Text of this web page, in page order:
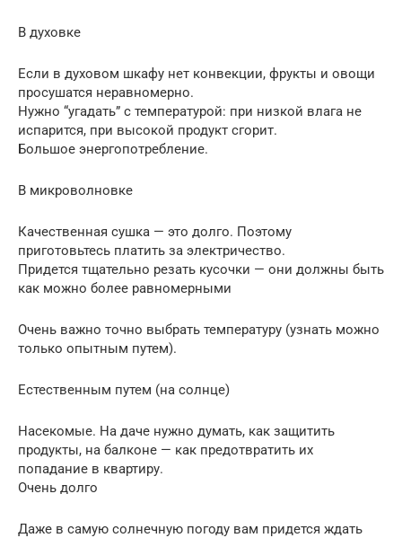
В духовке
Если в духовом шкафу нет конвекции, фрукты и овощи
просушатся неравномерно.
Нужно “угадать” с температурой: при низкой влага не
испарится, при высокой продукт сгорит.
Большое энергопотребление.
В микроволновке
Качественная сушка — это долго. Поэтому
приготовьтесь платить за электричество.
Придется тщательно резать кусочки — они должны быть
как можно более равномерными
Очень важно точно выбрать температуру (узнать можно
только опытным путем).
Естественным путем (на солнце)
Насекомые. На даче нужно думать, как защитить
продукты, на балконе — как предотвратить их
попадание в квартиру.
Очень долго
Даже в самую солнечную погоду вам придется ждать